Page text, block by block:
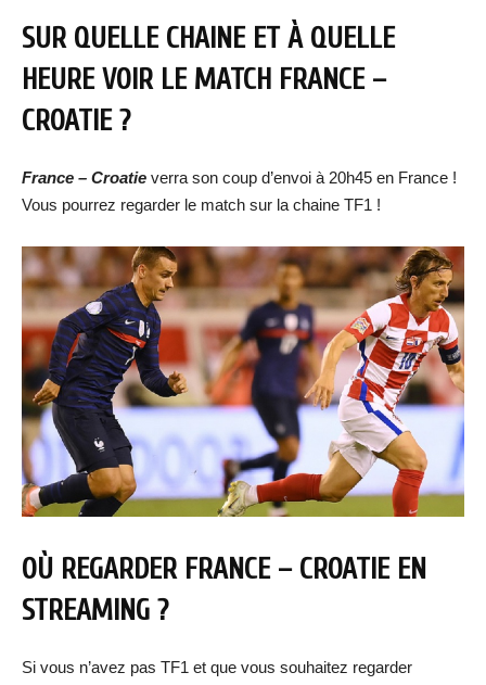
SUR QUELLE CHAINE ET À QUELLE
HEURE VOIR LE MATCH FRANCE –
CROATIE ?
France – Croatie verra son coup d’envoi à 20h45 en France !
Vous pourrez regarder le match sur la chaine TF1 !
OÙ REGARDER FRANCE – CROATIE EN
STREAMING ?
Si vous n’avez pas TF1 et que vous souhaitez regarder